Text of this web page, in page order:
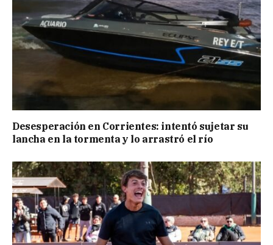
Desesperación en Corrientes: intentó sujetar su
lancha en la tormenta y lo arrastró el río